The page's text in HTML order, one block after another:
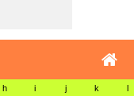
h i j k l